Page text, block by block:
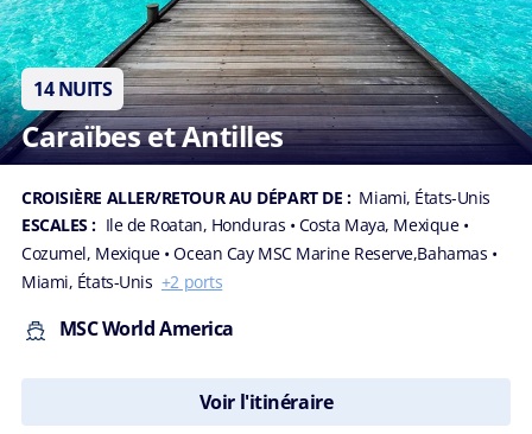
14 NUITS
Caraïbes et Antilles
CROISIÈRE ALLER/RETOUR AU DÉPART DE : Miami, États-Unis
ESCALES : Ile de Roatan, Honduras • Costa Maya, Mexique •
Cozumel, Mexique • Ocean Cay MSC Marine Reserve,Bahamas •
Miami, États-Unis +2 ports
MSC World America
Voir l'itinéraire